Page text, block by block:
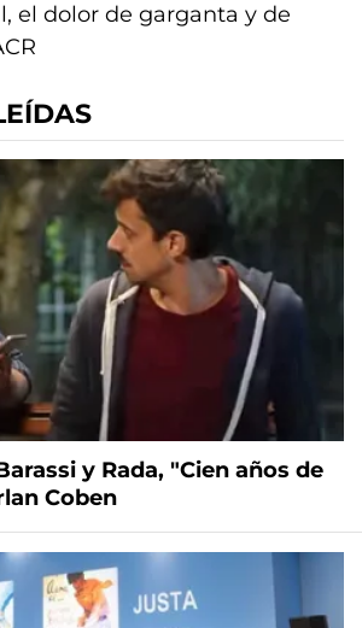
el dolor de garganta y de
y Rada, "Cien años de
Coben